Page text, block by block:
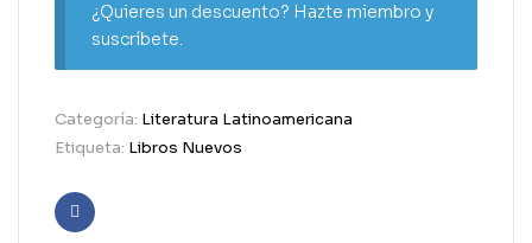
¿Quieres un descuento? Hazte miembro y
suscríbete.
Categoría: Literatura Latinoamericana
Etiqueta: Libros Nuevos
Facebook